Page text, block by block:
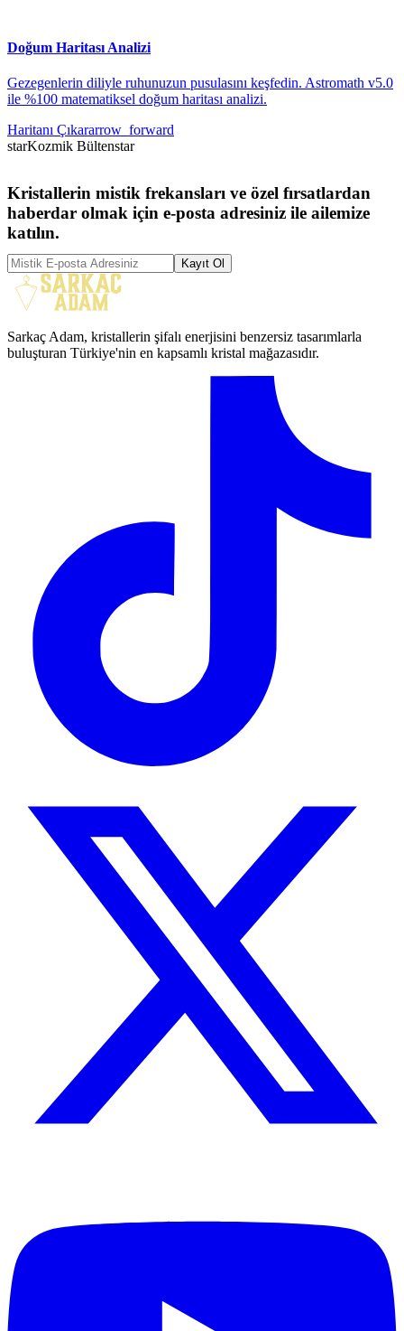
Doğum Haritası Analizi
Gezegenlerin diliyle ruhunuzun pusulasını keşfedin. Astromath v5.0
ile %100 matematiksel doğum haritası analizi.
Haritanı Çıkararrow_forward
starKozmik Bültenstar
Kristallerin mistik frekansları ve özel fırsatlardan
haberdar olmak için e-posta adresiniz ile ailemize
katılın.
Kayıt Ol
Sarkaç Adam, kristallerin şifalı enerjisini benzersiz tasarımlarla
buluşturan Türkiye'nin en kapsamlı kristal mağazasıdır.